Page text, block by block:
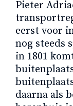
Pieter
eerst voor
nog steeds
in 1801
daarna als